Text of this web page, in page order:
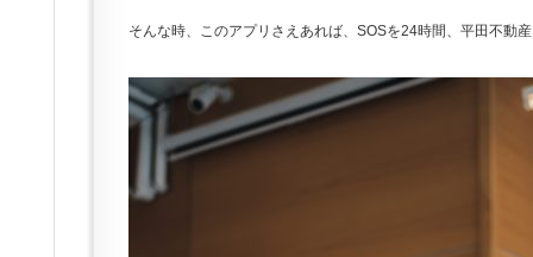
そんな時、このアプリさえあれば、SOSを24時間、平田不動